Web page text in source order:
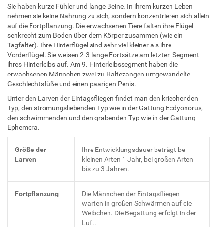
Sie haben kurze Fühler und lange Beine. In ihrem kurzen Leben
nehmen sie keine Nahrung zu sich, sondern konzentrieren sich allein
auf die Fortpflanzung. Die erwachsenen Tiere falten ihre Flügel
senkrecht zum Boden über dem Körper zusammen (wie ein
Tagfalter). Ihre Hinterflügel sind sehr viel kleiner als ihre
Vorderflügel. Sie weisen 2-3 lange Fortsätze am letzten Segment
ihres Hinterleibs auf. Am 9. Hinterleibssegment haben die
erwachsenen Männchen zwei zu Haltezangen umgewandelte
Geschlechtsfüße und einen paarigen Penis.
Unter den Larven der Eintagsfliegen findet man den kriechenden
Typ, den strömungsliebenden Typ wie in der Gattung Ecdyonorus,
den schwimmenden und den grabenden Typ wie in der Gattung
Ephemera.
Größe der
Larven
Ihre Entwicklungsdauer beträgt bei
kleinen Arten 1 Jahr, bei großen Arten
bis zu 3 Jahren.
Fortpflanzung
Die Männchen der Eintagsfliegen
warten in großen Schwärmen auf die
Weibchen. Die Begattung erfolgt in der
Luft.